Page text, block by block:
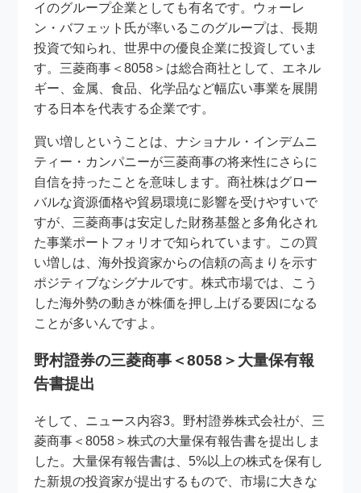
イのグループ企業としても有名です。ウォーレ
ン・バフェット氏が率いるこのグループは、長期
投資で知られ、世界中の優良企業に投資していま
す。三菱商事＜8058＞は総合商社として、エネル
ギー、金属、食品、化学品など幅広い事業を展開
する日本を代表する企業です。
買い増しということは、ナショナル・インデムニ
ティー・カンパニーが三菱商事の将来性にさらに
自信を持ったことを意味します。商社株はグロー
バルな資源価格や貿易環境に影響を受けやすいで
すが、三菱商事は安定した財務基盤と多角化され
た事業ポートフォリオで知られています。この買
い増しは、海外投資家からの信頼の高まりを示す
ポジティブなシグナルです。株式市場では、こう
した海外勢の動きが株価を押し上げる要因になる
ことが多いんですよ。
野村證券の三菱商事＜8058＞大量保有報
告書提出
そして、ニュース内容3。野村證券株式会社が、三
菱商事＜8058＞株式の大量保有報告書を提出しま
した。大量保有報告書は、5%以上の株式を保有し
た新規の投資家が提出するもので、市場に大きな